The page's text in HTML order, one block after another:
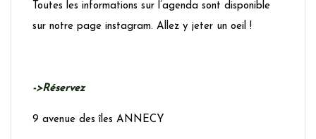
Toutes les informations sur l’agenda sont disponible
sur notre page instagram. Allez y jeter un oeil !
->Réservez
9 avenue des îles ANNECY